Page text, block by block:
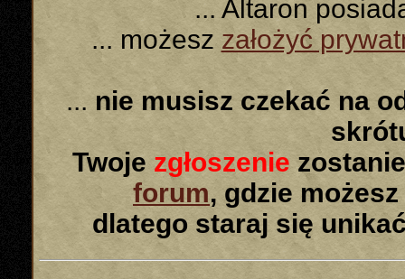
... Altaron
... możeszzałożyć
... nie musisz czekać na
Twoje zgłoszenie
forum, gdzie
dlatego staraj się